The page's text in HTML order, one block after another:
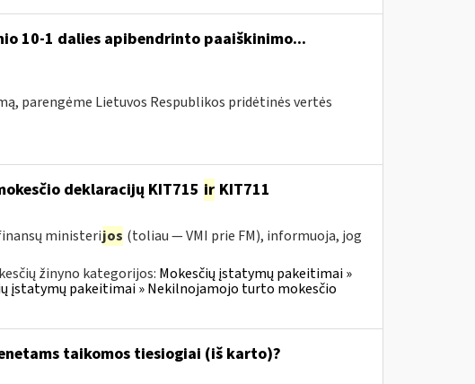
10-1 dalies apibendrinto paaiškinimo...
parengėme Lietuvos Respublikos pridėtinės vertės
deklaracijų KIT715 irKIT711
ministerijos (toliau — VMI prie FM), informuoja, jog
žinyno kategorijos: Mokesčių įstatymų pakeitimai »
įstatymų pakeitimai » Nekilnojamojo turto mokesčio
taikomos tiesiogiai (iš karto)?